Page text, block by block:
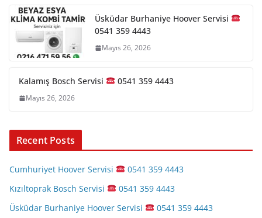
Üsküdar Burhaniye Hoover Servisi
0541 359 4443
Mayıs 26, 2026
Kalamış Bosch Servisi 0541 359 4443
Mayıs 26, 2026
Recent Posts
Cumhuriyet Hoover Servisi
0541 359 4443
Kızıltoprak Bosch Servisi
0541 359 4443
Üsküdar Burhaniye Hoover Servisi
0541 359 4443